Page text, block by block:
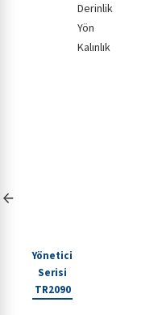
Derinlik
Yön
Kalınlık
Yönetici
Serisi
TR2090